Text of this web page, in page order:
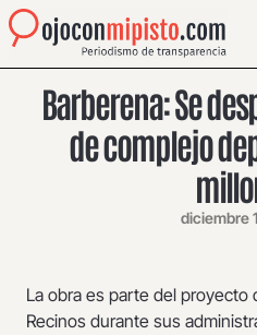
Barberena: Se
de complejo
diciembre
La obra es parte del proyecto
Recinos durante sus